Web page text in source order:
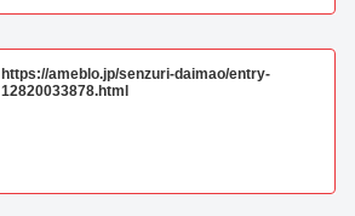
https://ameblo.jp/senzuri-daimao/entry-
12820033878.html